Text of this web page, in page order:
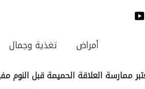
YouTube
أمراض تغذية وجمال
ممارسة العلاقة الحميمة قبل النوم